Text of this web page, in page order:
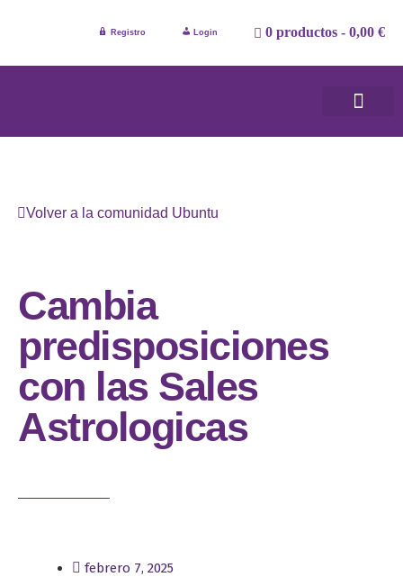
Registro Login 0 productos 0,00 €
Volver a la comunidad Ubuntu
Cambia
predisposiciones
con las Sales
Astrologicas
febrero 7, 2025